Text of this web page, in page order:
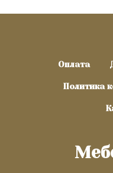
Оплата
Политика